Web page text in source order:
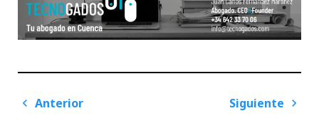
Navegación
Anterior
Siguiente